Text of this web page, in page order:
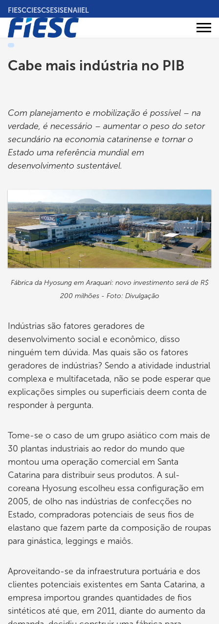
Pular
para
conteúdo
principal
FIESCCIESCSESISENAIIEL
Áreas
Cabe mais indústria no PIB
Com planejamento e mobilização é possível – na
verdade, é necessário – aumentar o peso do setor
secundário na economia catarinense e tornar o
Estado uma referência mundial em
desenvolvimento sustentável.
Fábrica da Hyosung em Araquari: novo investimento será de R$
200 milhões - Foto: Divulgação
Indústrias são fatores geradores de
desenvolvimento social e econômico, disso
ninguém tem dúvida. Mas quais são os fatores
geradores de indústrias? Sendo a atividade industrial
complexa e multifacetada, não se pode esperar que
explicações simples ou superficiais deem conta de
responder à pergunta.
Tome-se o caso de um grupo asiático com mais de
30 plantas industriais ao redor do mundo que
montou uma operação comercial em Santa
Catarina para distribuir seus produtos. A sul-
coreana Hyosung escolheu essa configuração em
2005, de olho nas indústrias de confecções no
Estado, compradoras potenciais de seus fios de
elastano que fazem parte da composição de roupas
para ginástica, leggings e maiôs.
Aproveitando-se da infraestrutura portuária e dos
clientes potenciais existentes em Santa Catarina, a
empresa importou grandes quantidades de fios
sintéticos até que, em 2011, diante do aumento da